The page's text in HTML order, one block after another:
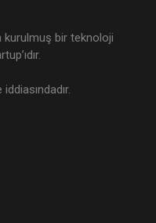
kurulmuş bir teknoloji